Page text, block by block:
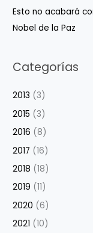
Esto no acabará
Nobel de la Paz
Categorías
2013 (3)
2015 (3)
2016 (8)
2017 (16)
2018 (18)
2019 (11)
2020 (6)
2021 (10)